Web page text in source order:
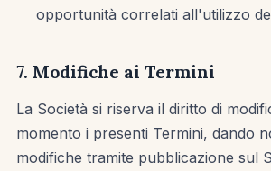
opportunità correlati all'utilizzo
7. Modifiche ai Termini
La Società si riserva il diritto di
momento i presenti Termini, dando
modifiche tramite pubblicazione sul